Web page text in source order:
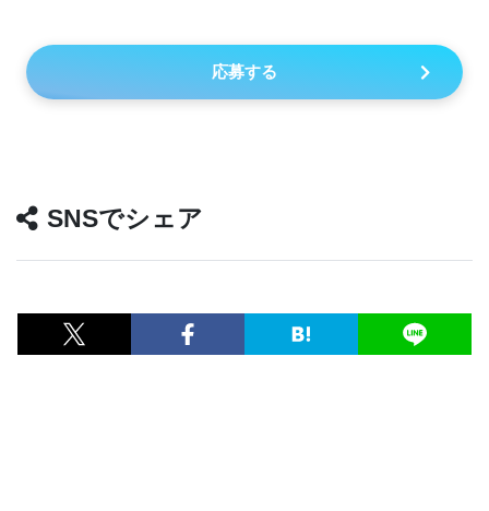
応募する
SNSでシェア